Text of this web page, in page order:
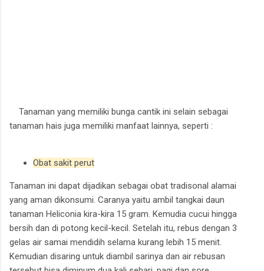
Tanaman yang memiliki bunga cantik ini selain sebagai
tanaman hais juga memiliki manfaat lainnya, seperti :
Obat sakit perut
Tanaman ini dapat dijadikan sebagai obat tradisonal alamai
yang aman dikonsumi. Caranya yaitu ambil tangkai daun
tanaman Heliconia kira-kira 15 gram. Kemudia cucui hingga
bersih dan di potong kecil-kecil. Setelah itu, rebus dengan 3
gelas air samai mendidih selama kurang lebih 15 menit.
Kemudian disaring untuk diambil sarinya dan air rebusan